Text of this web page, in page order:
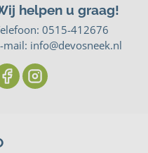
helpen u graag!
0515-412676
mail: info@devosneek.nl